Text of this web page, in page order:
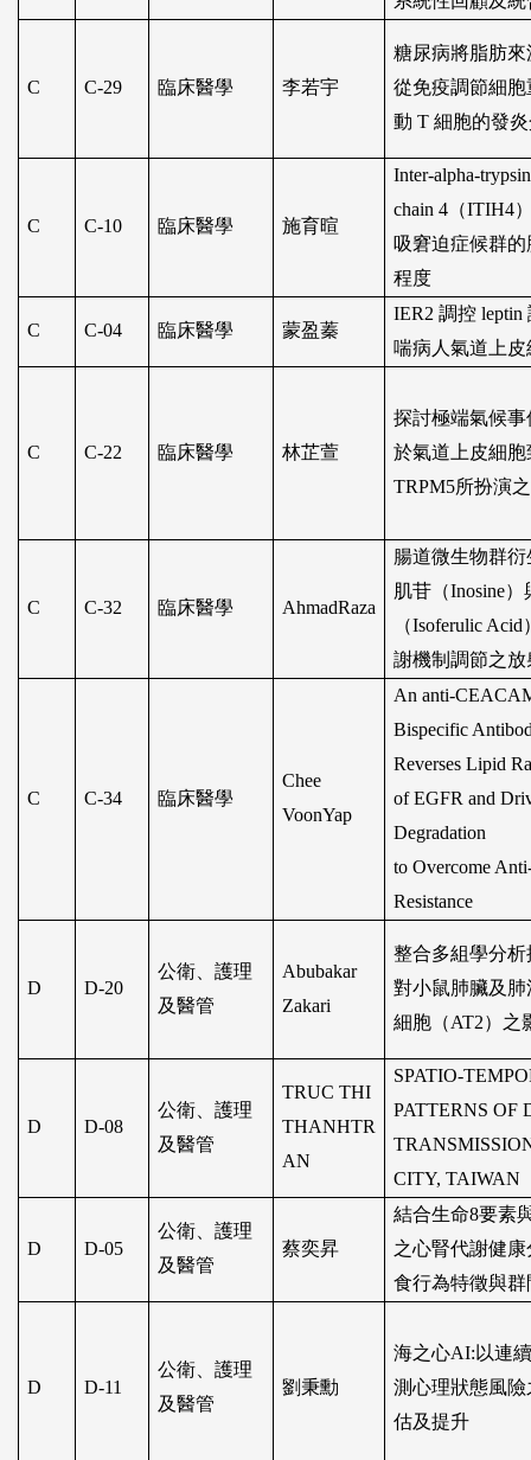
C C-29 臨床醫學 李若宇
糖尿病將脂肪
從免疫調節細
動 T 細胞的發
C C-10 臨床醫學 施育暄
Inter-alpha-
chain 4 （ITIH4
吸窘迫症候群
程度
C C-04 臨床醫學 蒙盈蓁
IER2 調控 leptin
喘病人氣道上
C C-22 臨床醫學 林芷萱
探討極端氣候
於氣道上皮細
TRPM5所扮演
C C-32 臨床醫學 AhmadRaza
腸道微生物群
肌苷（Inosine）
（Isoferulic Acid
謝機制調節之
C C-34 臨床醫學
Chee
VoonYap
An anti-
Bispecific
Reverses Lipid
of EGFR and
Degradation
to Overcome
Resistance
D D-20
公衛、護理
及醫管
Abubakar
Zakari
整合多組學分
對小鼠肺臟及
細胞（AT2）之
D D-08
公衛、護理
及醫管
TRUC THI
THANHTR
AN
SPATIO-
PATTERNS OF
CITY, TAIWAN
D D-05
公衛、護理
及醫管
蔡奕昇
結合生命8要素
之心腎代謝健
食行為特徵與
D D-11
公衛、護理
及醫管
劉秉勳
海之心AI: 以連
測心理狀態風
估及提升